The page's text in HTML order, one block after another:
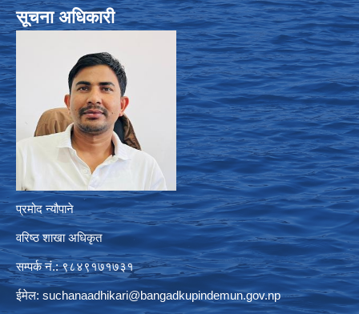
सूचना अधिकारी
प्रमोद न्यौपाने
वरिष्ठ शाखा अधिकृत
सम्पर्क नं.: ९८४९१७१७३१
ईमेल: suchanaadhikari@bangadkupindemun.gov.np